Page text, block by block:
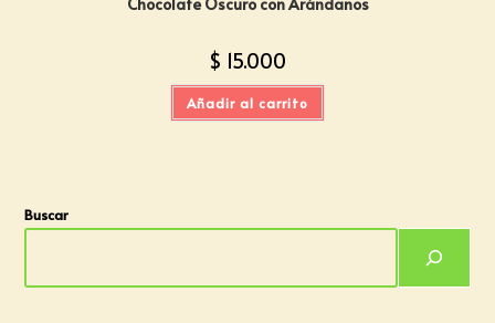
$ 15.000
Añadir al carrito
Buscar